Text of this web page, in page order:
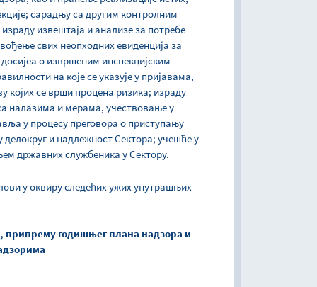
сарадњу са другим контролним
извештаја и анализе за потребе
свих неопходних евиденција за
о извршеним инспекцијским
на које се указује у пријавама,
којих се врши процена ризика; израду
налазима и мерама, учествовање у
у процесу преговора о приступању
делокруг и надлежност Сектора; учешће у
државних службеника у Сектору.
у оквиру следећих ужих унутрашњих
припрему годишњег плана надзора и